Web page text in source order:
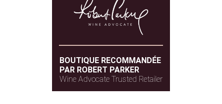
BOUTIQUE RECOMMANDÉE
PAR ROBERT PARKER
Wine Advocate Trusted Retailer